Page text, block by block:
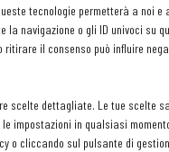
tecnologie permetterà a noi e
navigazione o gli ID univoci su
il consenso può influire
scelte dettagliate. Le tue scelte
impostazioni in qualsiasi
o cliccando sul pulsante di
una grande prova
proteggere se stessi, i
mascherina l’hanno
l’osservatorio Crest di
per il pranzo si è